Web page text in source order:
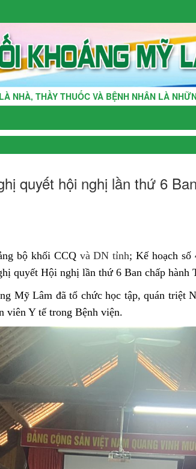
VÀ BỆNH NHÂN LÀ NHỮNG NGƯỜI
quyết hội nghị lần thứ 6
bộ khối CCQvà DN tỉnh; Kế hoạch số
quyết Hội nghị lần thứ 6 Ban chấp
Mỹ Lâm đã tổ chức học tập, quán triệt
viên Y tế trong Bệnh viện.